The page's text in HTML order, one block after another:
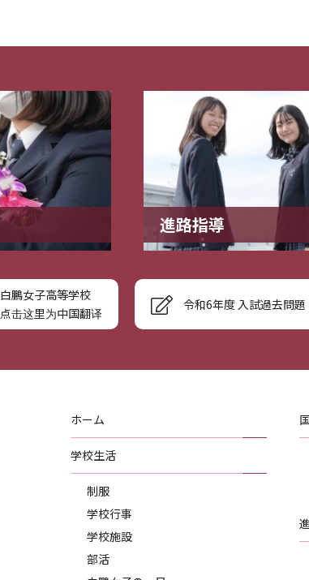
進路指導
白鵬女子高等学校
点击这里为中国翻译
令和6年度 入試過去問題
ホーム
学校生活
制服
学校行事
学校施設
部活